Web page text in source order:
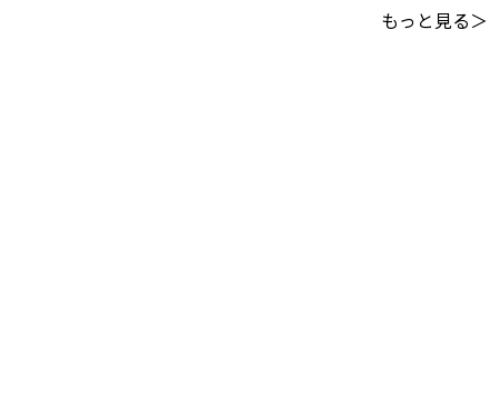
もっと見る＞